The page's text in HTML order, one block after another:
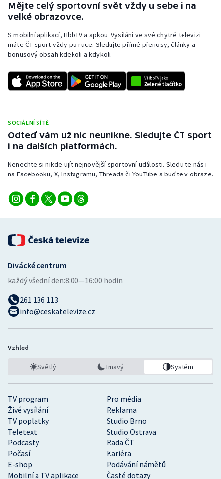
Mějte celý sportovní svět vždy u sebe i na
velké obrazovce.
S mobilní aplikací, HbbTV a apkou iVysílání ve své chytré televizi
máte ČT sport vždy po ruce. Sledujte přímé přenosy, články a
bonusový obsah kdekoli a kdykoli.
SOCIÁLNÍ SÍTĚ
Odteď vám už nic neunikne. Sledujte ČT sport
i na dalších platformách.
Nenechte si nikde ujít nejnovější sportovní události. Sledujte nás i
na Facebooku, X, Instagramu, Threads či YouTube a buďte v obraze.
TV program
Pro média
Živé vysílání
Reklama
TV poplatky
Studio Brno
Teletext
Studio Ostrava
Podcasty
Rada ČT
Počasí
Kariéra
E-shop
Podávání námětů
Mobilní a TV aplikace
Časté dotazy
Divácké centrum
každý všední den:8:00—16:00 hodin
261 136 113
info@ceskatelevize.cz
Vzhled
Světlý Tmavý Systém